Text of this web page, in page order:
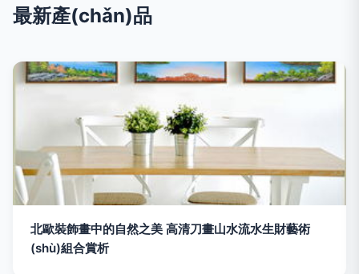
最新產(chǎn)品
北歐裝飾畫中的自然之美 高清刀畫山水流水生財藝術
(shù)組合賞析